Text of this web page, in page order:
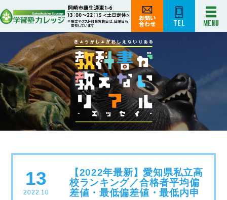
13
2022.10
【2022年最新】愛知県私立高
校ランキング／合格者平均偏
差値・最低偏差値・最低内申